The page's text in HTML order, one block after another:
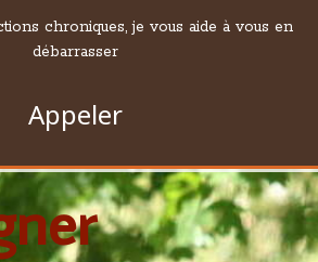
chroniques, je vous aide à vous en
débarrasser
Appeler